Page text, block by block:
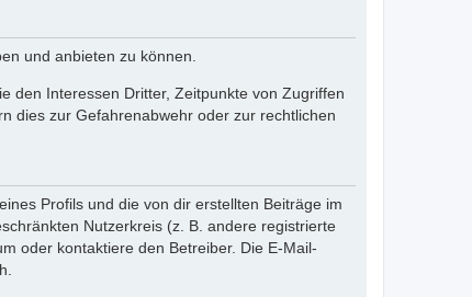
und anbieten zu können.
den Interessen Dritter, Zeitpunkte von Zugriffen
dies zur Gefahrenabwehr oder zur rechtlichen
Profils und die von dir erstellten Beiträge im
Nutzerkreis (z. B. andere registrierte
oder kontaktiere den Betreiber. Die E-Mail-